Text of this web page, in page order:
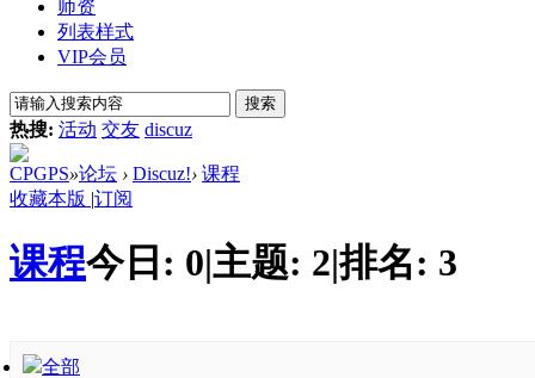
师资
列表样式
VIP会员
搜索
热搜: 活动 交友 discuz
CPGPS»论坛 › Discuz!› 课程
收藏本版 |订阅
课程今日: 0|主题: 2|排名: 3
全部